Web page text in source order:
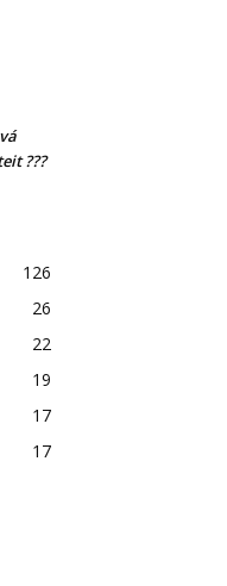
???
126
26
22
19
17
17